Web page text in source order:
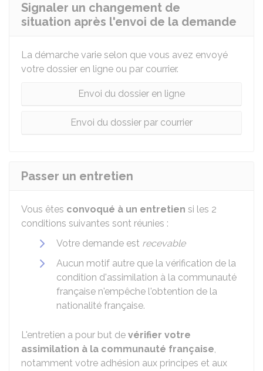
Signaler un changement de
situation après l'envoi de la demande
La démarche varie selon que vous avez envoyé
votre dossier en ligne ou par courrier.
Envoi du dossier en ligne
Envoi du dossier par courrier
Passer un entretien
Vous êtes convoqué à un entretien si les 2
conditions suivantes sont réunies :
Votre demande est recevable
Aucun motif autre que la vérification de la
condition d'assimilation à la communauté
française n'empêche l'obtention de la
nationalité française.
L'entretien a pour but de vérifier votre
assimilation à la communauté française,
notamment votre adhésion aux principes et aux